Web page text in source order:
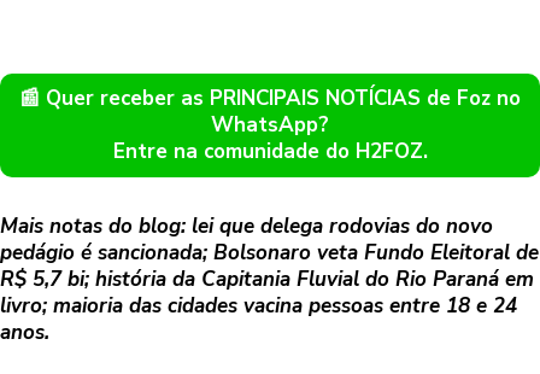
📰 Quer receber as PRINCIPAIS NOTÍCIAS de Foz no
WhatsApp?
Entre na comunidade do H2FOZ.
Mais notas do blog: lei que delega rodovias do novo
pedágio é sancionada; Bolsonaro veta Fundo Eleitoral de
R$ 5,7 bi; história da Capitania Fluvial do Rio Paraná em
livro; maioria das cidades vacina pessoas entre 18 e 24
anos.